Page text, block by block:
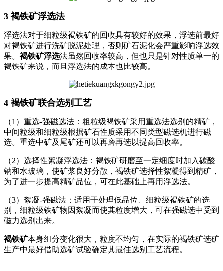
3 褐铁矿浮选法
浮选法对于细粒级褐铁矿的回收具有较好的效果，浮选前最好
对褐铁矿进行洗矿脱泥处理，否则矿石泥化会严重影响浮选效
果。 褐铁矿浮选法虽然回收率较高，但也只是针对性质单一的
褐铁矿来说，而且浮选法的成本也比较高。
4 褐铁矿联合选别工艺
（1）重选-强磁选法：粗粒级褐铁矿采用重选法选别的精矿，
中间粒级和细粒级根据矿石性质采用不同类型磁选机进行磁
选。重选中矿及尾矿还可以再磨再选以提高回收率。
（2）选择性絮凝浮选法：褐铁矿研磨至一定细度时加入碳酸
钠和水玻璃，使矿浆良好分散，褐铁矿选择性絮凝得到精矿，
为了进一步提高精矿品位，可在此基础上再用浮选法。
（3）絮凝-强磁法：适用于处理低品位、细粒级褐铁矿的选
别，细粒级铁矿物因絮凝而使其粒度增大，可在强磁选中受到
磁力选别出来。
褐铁矿本身组分变化很大，粒度不均匀，在实际的褐铁矿选矿
生产中最好借助选矿试验确定其最佳选别工艺流程。